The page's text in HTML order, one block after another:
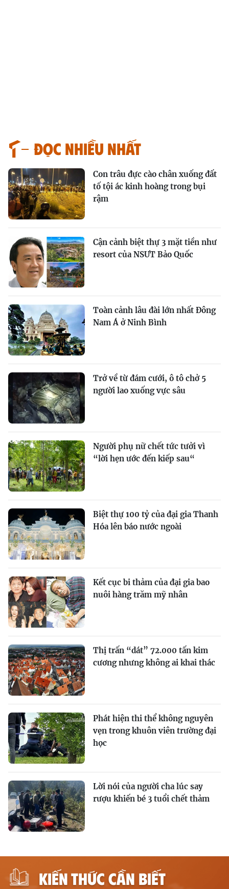
Đọc nhiều nhất
Con trâu đực cào chân xuống đất
tố tội ác kinh hoàng trong bụi
rậm
Cận cảnh biệt thự 3 mặt tiền như
resort của NSƯT Bảo Quốc
Toàn cảnh lâu đài lớn nhất Đông
Nam Á ở Ninh Bình
Trở về từ đám cưới, ô tô chở 5
người lao xuống vực sâu
Người phụ nữ chết tức tưởi vì
“lời hẹn ước đến kiếp sau“
Biệt thự 100 tỷ của đại gia Thanh
Hóa lên báo nước ngoài
Kết cục bi thảm của đại gia bao
nuôi hàng trăm mỹ nhân
Thị trấn “dát” 72.000 tấn kim
cương nhưng không ai khai thác
Phát hiện thi thể không nguyên
vẹn trong khuôn viên trường đại
học
Lời nói của người cha lúc say
rượu khiến bé 3 tuổi chết thảm
KIẾN THỨC CẦN BIẾT